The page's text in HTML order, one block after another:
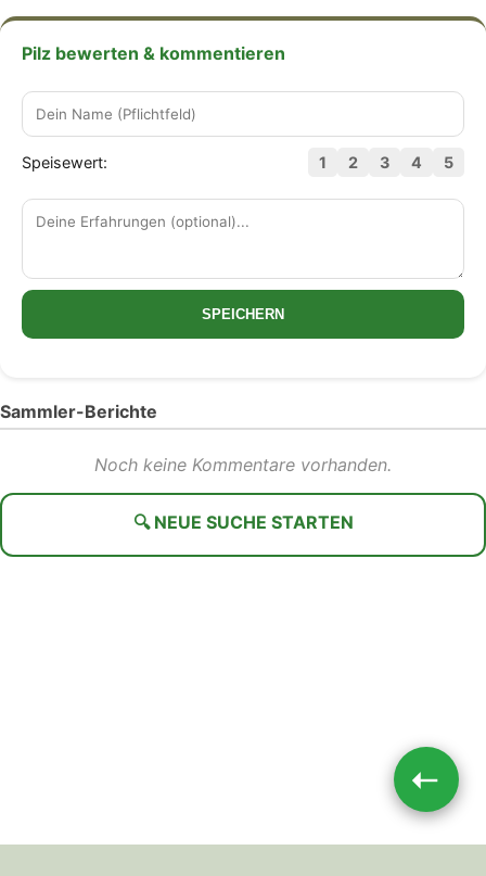
Pilz bewerten & kommentieren
Speisewert: 1 2 3 4 5
SPEICHERN
Sammler-Berichte
Noch keine Kommentare vorhanden.
🔍 NEUE SUCHE STARTEN
➝